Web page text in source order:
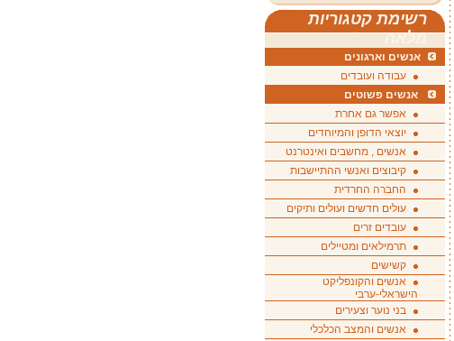
רשימת קטגוריות
מלאה
אנשים וארגונים
עבודה ועובדים
אנשים פשוטים
אפשר גם אחרת
יוצאי הדופן והמיוחדים
אנשים , מחשבים ואינטרנט
קיבוצים ואנשי ההתיישבות
החברה החרדית
עולים חדשים ועולים ותיקים
עובדים זרים
תרמילאים ומטיילים
קשישים
אנשים והקונפליקט
הישראלי-ערבי
בני נוער וצעירים
אנשים והמצב הכלכלי